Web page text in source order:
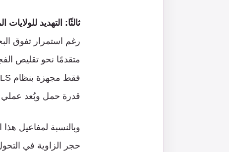
ثالثًا: التهديد
رغم استمرار تفوق
قدرة حمل وبُعد
وبالنسبة لمفاعيل هذا
حجر الزاوية في